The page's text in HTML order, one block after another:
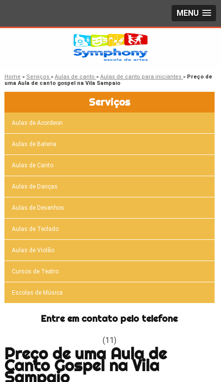
MENU
Home » Serviços » Aulas de canto » Aulas de canto para iniciantes » Preço de
uma Aula de canto gospel na Vila Sampaio
Serviços
Aulas de Acordeon
Aulas de Bateria
Aulas de Canto
Aulas de Danças
Aulas de Desenhos
Aulas de Teclado
Aulas de Violão
Cursos de Teatro
Escolas de Música
Entre em contato pelo telefone
(11)
Preço de uma Aula de
Canto Gospel na Vila
Sampaio